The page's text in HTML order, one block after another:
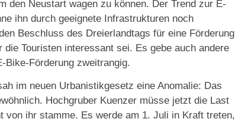
den Neustart wagen zu können. Der Trend zur E-
ihn durch geeignete Infrastrukturen noch
Beschluss des Dreierlandtags für eine Förderung
Touristen interessant sei. Es gebe auch andere
Bike-Förderung zweitrangig.
im neuen Urbanistikgesetz eine Anomalie: Das
Hochgruber Kuenzer müsse jetzt die Last
von ihr stamme. Es werde am 1. Juli in Kraft treten,